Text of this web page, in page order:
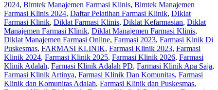
2024, Bimtek Manajemen Farmasi Klinis, Bimtek Manajemen
Farmasi Klinis 2024, Daftar Pelatihan Farmasi Klinik, DIklat
Farmasi Klinik, Diklat Farmasi Klinis, Diklat Kefarmasian, Diklat
Manajemen Farmasi Klinik, Diklat Manajemen Farmasi Klinis,
Diklat Manajemen Farmasi Online, Farmasi 2023, Farmasi Kinik Di
Puskesmas, FARMASI KLINIK, Farmasi Klinik 2023, Farmasi
Klinik 2024, Farmasi Klinik 2025, Farmasi Klinik 2026, Farmasi
Klinik Adalah, Farmasi Klinik Adalah PD, Farmasi Klinik Apa Saja,
Farmasi Klinik Artinya, Farmasi Klinik Dan Komunitas, Farmasi
Klinik dan Komunitas Adalah, Farmasi Klinik dan Puskesmas,